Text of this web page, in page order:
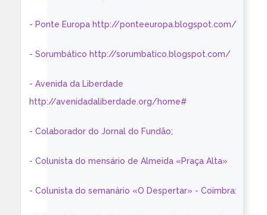
- Ponte Europa http://ponteeuropa.blogspot.com/
- Sorumbático http://sorumbatico.blogspot.com/
- Avenida da Liberdade
http://avenidadaliberdade.org/home#
- Colaborador do Jornal do Fundão;
- Colunista do mensário de Almeida «Praça Alta»
- Colunista do semanário «O Despertar» - Coimbra: